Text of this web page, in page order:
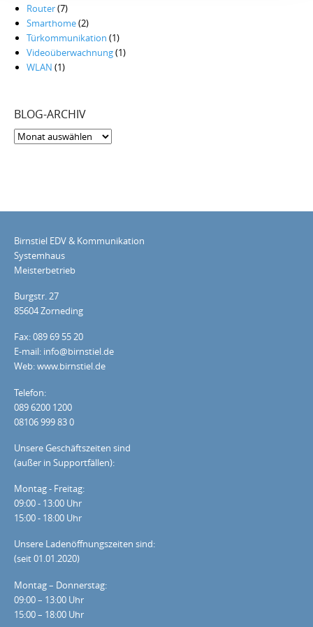
Router(7)
Smarthome(2)
Türkommunikation (1)
Videoüberwachnung(1)
WLAN (1)
BLOG-ARCHIV
Blog-
Birnstiel EDV & Kommunikation
Systemhaus
Meisterbetrieb
Burgstr. 27
85604 Zorneding
Fax: 089 69 55 20
E-mail: info@birnstiel.de
Web: www.birnstiel.de
Telefon:
089 6200 1200
08106 999 83 0
Unsere Geschäftszeiten sind
(außer in Supportfällen):
Montag - Freitag:
09:00 - 13:00 Uhr
15:00 - 18:00 Uhr
Unsere Ladenöffnungszeiten sind:
(seit 01.01.2020)
Montag – Donnerstag:
09:00 – 13:00 Uhr
15:00 – 18:00 Uhr